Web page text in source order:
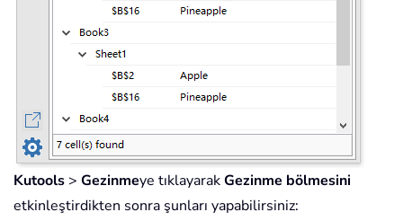
Kutools > Gezinmeye tıklayarakGezinme bölmesini
etkinleştirdikten sonra şunları yapabilirsiniz: